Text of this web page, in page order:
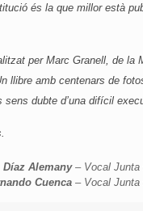
és la que millor està
per Marc Granell, de la
llibre amb centenars de
sens dubte d’una difícil
Díaz Alemany– Vocal Junta
Cuenca – Vocal Junta